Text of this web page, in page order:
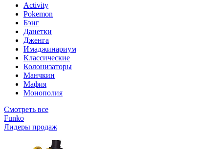
Activity
Pokemon
Бэнг
Данетки
Дженга
Имаджинариум
Классические
Колонизаторы
Манчкин
Мафия
Монополия
Смотреть все
Funko
Лидеры продаж